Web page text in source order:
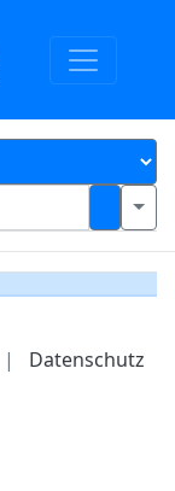
| Datenschutz